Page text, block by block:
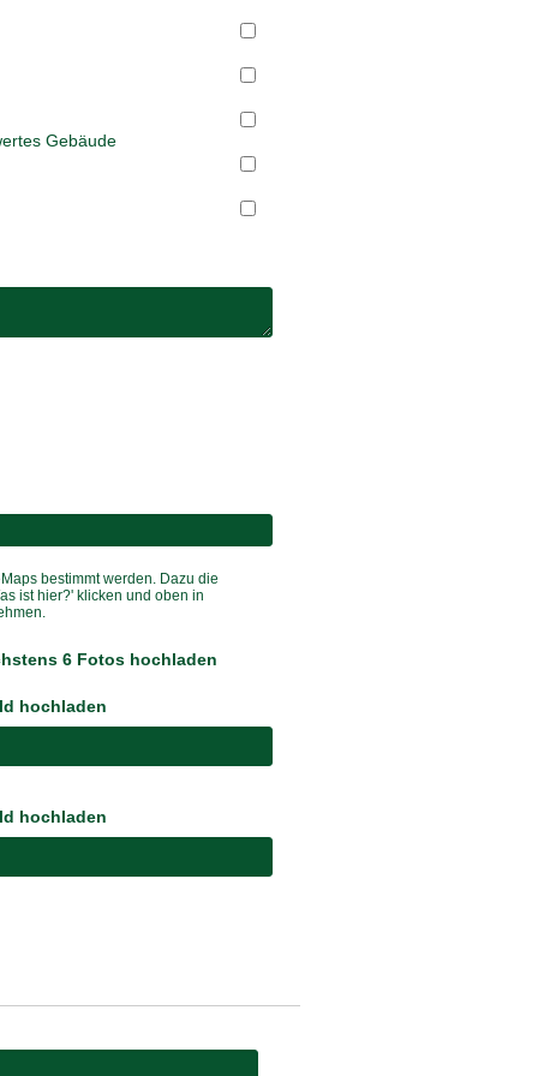
Gebäude
bestimmt werden. Dazu die
ist hier?' klicken und oben in
6 Fotos hochladen
hochladen
hochladen